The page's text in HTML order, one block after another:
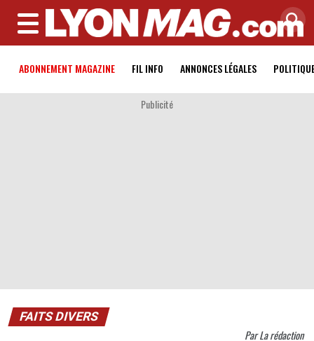
MENU
ABONNEMENT MAGAZINE FIL INFO ANNONCES LÉGALES
Publicité
FAITS DIVERS
ParLa rédaction